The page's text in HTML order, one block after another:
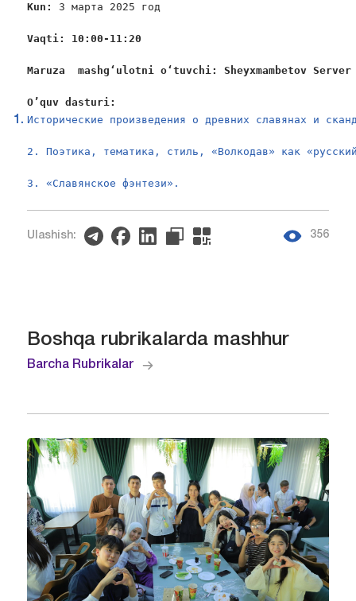
Kun : 3 марта 2025 год
Vaqti: 10:00-11:20
Maruza  mashgʻulotni oʻtuvchi: Sheyxmambetov
O’quv dasturi:
Исторические произведения о древних славянах и
2. Поэтика, тематика, стиль, «Волкодав» как
3. «Славянское фэнтези».
Ulashish: 356
Boshqa rubrikalarda mashhur
Barcha Rubrikalar